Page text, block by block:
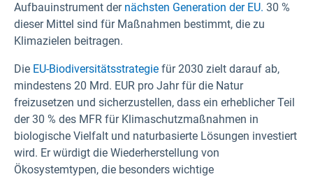
Aufbauinstrument der nächsten Generation der EU. 30 %
dieser Mittel sind für Maßnahmen bestimmt, die zu
Klimazielen beitragen.
Die EU-Biodiversitätsstrategie für 2030 zielt darauf ab,
mindestens 20 Mrd. EUR pro Jahr für die Natur
freizusetzen und sicherzustellen, dass ein erheblicher Teil
der 30 % des MFR für Klimaschutzmaßnahmen in
biologische Vielfalt und naturbasierte Lösungen investiert
wird. Er würdigt die Wiederherstellung von
Ökosystemtypen, die besonders wichtige